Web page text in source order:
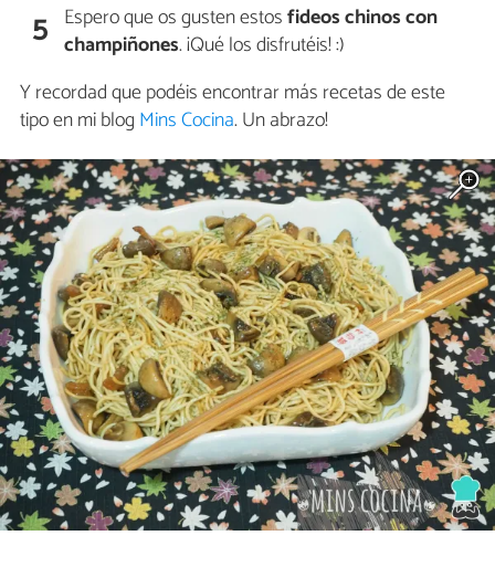
5 Espero que os gusten estosfideos chinos con
champiñones. ¡Qué los disfrutéis! :)
Y recordad que podéis encontrar más recetas de este
tipo en mi blog Mins Cocina. Un abrazo!